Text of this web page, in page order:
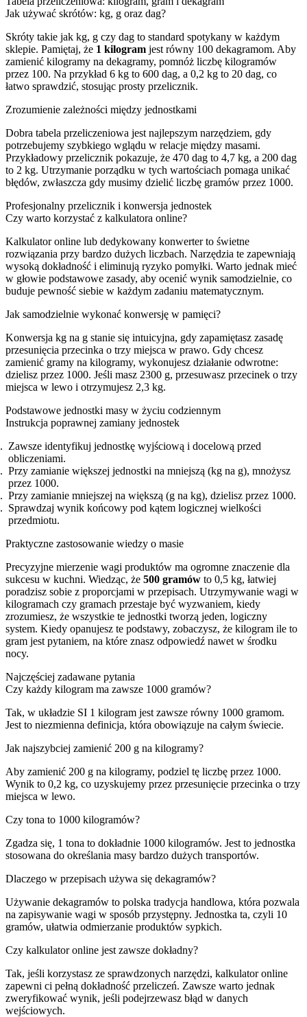
Jak używać skrótów: kg, g oraz dag?
Skróty takie jak kg, g czy dag to standard spotykany w każdym
sklepie. Pamiętaj, że 1 kilogram jest równy 100 dekagramom. Aby
zamienić kilogramy na dekagramy, pomnóż liczbę kilogramów
przez 100. Na przykład 6 kg to 600 dag, a 0,2 kg to 20 dag, co
łatwo sprawdzić, stosując prosty przelicznik.
Zrozumienie zależności między jednostkami
Dobra tabela przeliczeniowa jest najlepszym narzędziem, gdy
potrzebujemy szybkiego wglądu w relacje między masami.
Przykładowy przelicznik pokazuje, że 470 dag to 4,7 kg, a 200 dag
to 2 kg. Utrzymanie porządku w tych wartościach pomaga unikać
błędów, zwłaszcza gdy musimy dzielić liczbę gramów przez 1000.
Profesjonalny przelicznik i konwersja jednostek
Czy warto korzystać z kalkulatora online?
Kalkulator online lub dedykowany konwerter to świetne
rozwiązania przy bardzo dużych liczbach. Narzędzia te zapewniają
wysoką dokładność i eliminują ryzyko pomyłki. Warto jednak mieć
w głowie podstawowe zasady, aby ocenić wynik samodzielnie, co
buduje pewność siebie w każdym zadaniu matematycznym.
Jak samodzielnie wykonać konwersję w pamięci?
Konwersja kg na g stanie się intuicyjna, gdy zapamiętasz zasadę
przesunięcia przecinka o trzy miejsca w prawo. Gdy chcesz
zamienić gramy na kilogramy, wykonujesz działanie odwrotne:
dzielisz przez 1000. Jeśli masz 2300 g, przesuwasz przecinek o trzy
miejsca w lewo i otrzymujesz 2,3 kg.
Podstawowe jednostki masy w życiu codziennym
Instrukcja poprawnej zamiany jednostek
Zawsze identyfikuj jednostkę wyjściową i docelową przed
obliczeniami.
Przy zamianie większej jednostki na mniejszą (kg na g), mnożysz
przez 1000.
Przy zamianie mniejszej na większą (g na kg), dzielisz przez 1000.
Sprawdzaj wynik końcowy pod kątem logicznej wielkości
przedmiotu.
Praktyczne zastosowanie wiedzy o masie
Precyzyjne mierzenie wagi produktów ma ogromne znaczenie dla
sukcesu w kuchni. Wiedząc, że 500 gramów to 0,5 kg, łatwiej
poradzisz sobie z proporcjami w przepisach. Utrzymywanie wagi w
kilogramach czy gramach przestaje być wyzwaniem, kiedy
zrozumiesz, że wszystkie te jednostki tworzą jeden, logiczny
system. Kiedy opanujesz te podstawy, zobaczysz, że kilogram ile to
gram jest pytaniem, na które znasz odpowiedź nawet w środku
nocy.
Najczęściej zadawane pytania
Czy każdy kilogram ma zawsze 1000 gramów?
Tak, w układzie SI 1 kilogram jest zawsze równy 1000 gramom.
Jest to niezmienna definicja, która obowiązuje na całym świecie.
Jak najszybciej zamienić 200 g na kilogramy?
Aby zamienić 200 g na kilogramy, podziel tę liczbę przez 1000.
Wynik to 0,2 kg, co uzyskujemy przez przesunięcie przecinka o trzy
miejsca w lewo.
Czy tona to 1000 kilogramów?
Zgadza się, 1 tona to dokładnie 1000 kilogramów. Jest to jednostka
stosowana do określania masy bardzo dużych transportów.
Dlaczego w przepisach używa się dekagramów?
Używanie dekagramów to polska tradycja handlowa, która pozwala
na zapisywanie wagi w sposób przystępny. Jednostka ta, czyli 10
gramów, ułatwia odmierzanie produktów sypkich.
Czy kalkulator online jest zawsze dokładny?
Tak, jeśli korzystasz ze sprawdzonych narzędzi, kalkulator online
zapewni ci pełną dokładność przeliczeń. Zawsze warto jednak
zweryfikować wynik, jeśli podejrzewasz błąd w danych
wejściowych.